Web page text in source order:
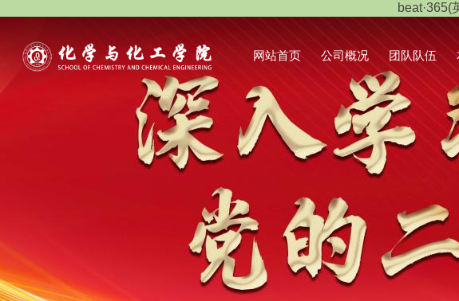
beat·365(
网站首页 公司概况 团队队伍